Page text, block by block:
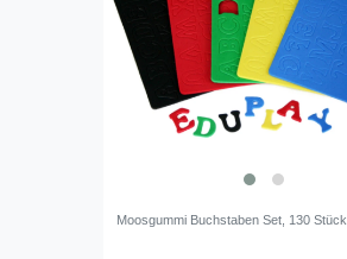
Moosgummi Buchstaben Set, 130 Stück